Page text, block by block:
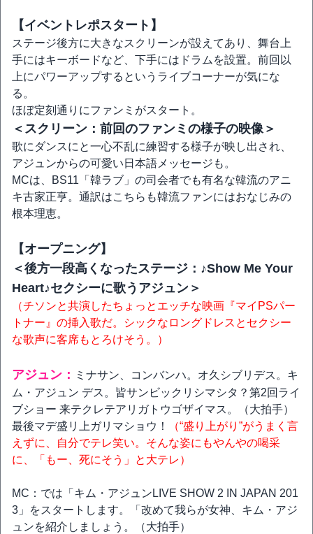
【イベントレポスタート】
ステージ後方に大きなスクリーンが設えてあり、舞台上
手にはキーボードなど、下手にはドラムを設置。前回以
上にパワーアップするというライブコーナーが気にな
る。
ほぼ定刻通りにファンミがスタート。
＜スクリーン：前回のファンミの様子の映像＞
歌にダンスにと一心不乱に練習する様子が映し出され、
アジュンからの可愛い日本語メッセージも。
MCは、BS11「韓ラブ」の司会者でも有名な韓流のアニ
キ古家正亨。通訳はこちらも韓流ファンにはおなじみの
根本理恵。
【オープニング】
＜後方一段高くなったステージ：♪Show Me Your
Heart♪セクシーに歌うアジュン＞
（チソンと共演したちょっとエッチな映画『マイPSパー
トナー』の挿入歌だ。シックなロングドレスとセクシー
な歌声に客席もとろけそう。）
アジュン：
ミナサン、コンバンハ。オ久シブリデス。キ
ム・アジュン デス。皆サンビックリシマシタ？第2回ライ
ブショー 来テクレテアリガトウゴザイマス。（大拍手）
最後マデ盛リ上ガリマショウ！
（“盛り上がり”がうまく言
えずに、自分でテレ笑い。そんな姿にもやんやの喝采
に、「もー、死にそう」と大テレ）
MC：では「キム・アジュンLIVE SHOW 2 IN JAPAN 201
3」をスタートします。「改めて我らが女神、キム・アジ
ュンを紹介しましょう。（大拍手）